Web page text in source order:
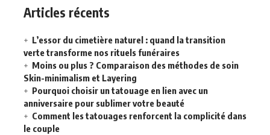
Articles récents
L’essor du cimetière naturel : quand la transition
verte transforme nos rituels funéraires
Moins ou plus ? Comparaison des méthodes de soin
Skin-minimalism et Layering
Pourquoi choisir un tatouage en lien avec un
anniversaire pour sublimer votre beauté
Comment les tatouages renforcent la complicité dans
le couple